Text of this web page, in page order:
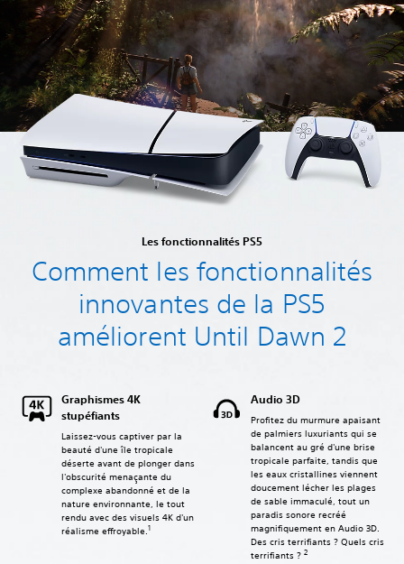
Les fonctionnalités PS5
Comment les fonctionnalités
innovantes de la PS5
améliorent Until Dawn 2
Graphismes 4K
stupéfiants
Laissez-vous captiver par la
beauté d'une île tropicale
déserte avant de plonger dans
l'obscurité menaçante du
complexe abandonné et de la
nature environnante, le tout
rendu avec des visuels 4K d'un
réalisme effroyable.1
Audio 3D
Profitez du murmure apaisant
de palmiers luxuriants qui se
balancent au gré d'une brise
tropicale parfaite, tandis que
les eaux cristallines viennent
doucement lécher les plages
de sable immaculé, tout un
paradis sonore recréé
magnifiquement en Audio 3D.
Des cris terrifiants ? Quels cris
terrifiants ? 2